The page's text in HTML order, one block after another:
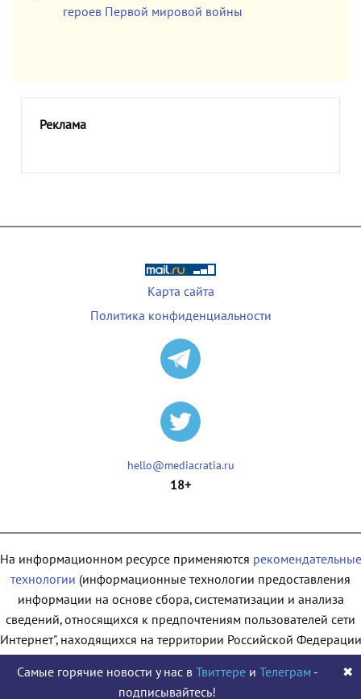
героев Первой мировой войны
Реклама
Карта сайта
Политика конфиденциальности
hello@mediacratia.ru
18+
На информационном ресурсе применяются рекомендательные
технологии (информационные технологии предоставления
информации на основе сбора, систематизации и анализа
сведений, относящихся к предпочтениям пользователей сети
находящихся на территории Российской
Самые горячие новости у нас в Твиттереи Телеграм -
подписывайтесь!
✖